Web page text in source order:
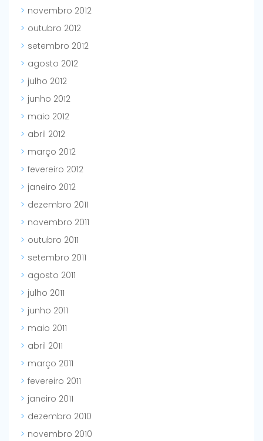
novembro 2012
outubro 2012
setembro 2012
agosto 2012
julho 2012
junho 2012
maio 2012
abril 2012
março 2012
fevereiro 2012
janeiro 2012
dezembro 2011
novembro 2011
outubro 2011
setembro 2011
agosto 2011
julho 2011
junho 2011
maio 2011
abril 2011
março 2011
fevereiro 2011
janeiro 2011
dezembro 2010
novembro 2010